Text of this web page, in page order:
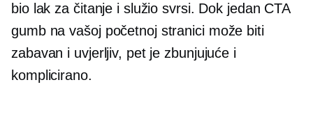
bio lak za čitanje i služio svrsi. Dok jedan CTA
gumb na vašoj početnoj stranici može biti
zabavan i uvjerljiv, pet je zbunjujuće i
komplicirano.